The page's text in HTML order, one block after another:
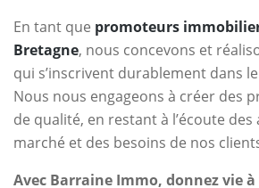
En tant que promoteurs
Bretagne, nous concevons et
qui s’inscrivent durablement dans
Nous nous engageons à créer des
de qualité, en restant à l’écoute
marché et des besoins de nos
Avec Barraine Immo, donnez vie